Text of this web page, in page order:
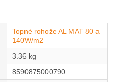
Topné rohože AL MAT 80 a
140W/m2
3.36 kg
8590875000790